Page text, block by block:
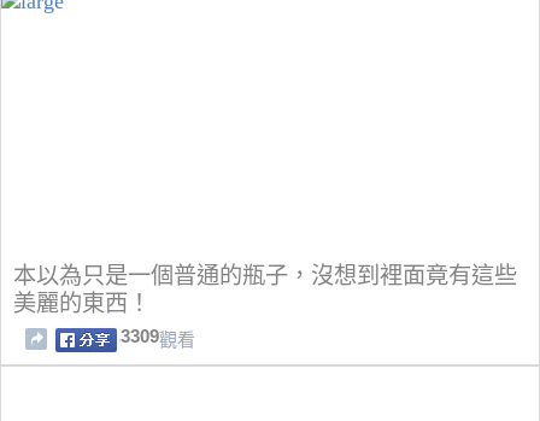
本以為只是一個普通的瓶子，沒想到裡面竟有這些
美麗的東西！
3309觀看